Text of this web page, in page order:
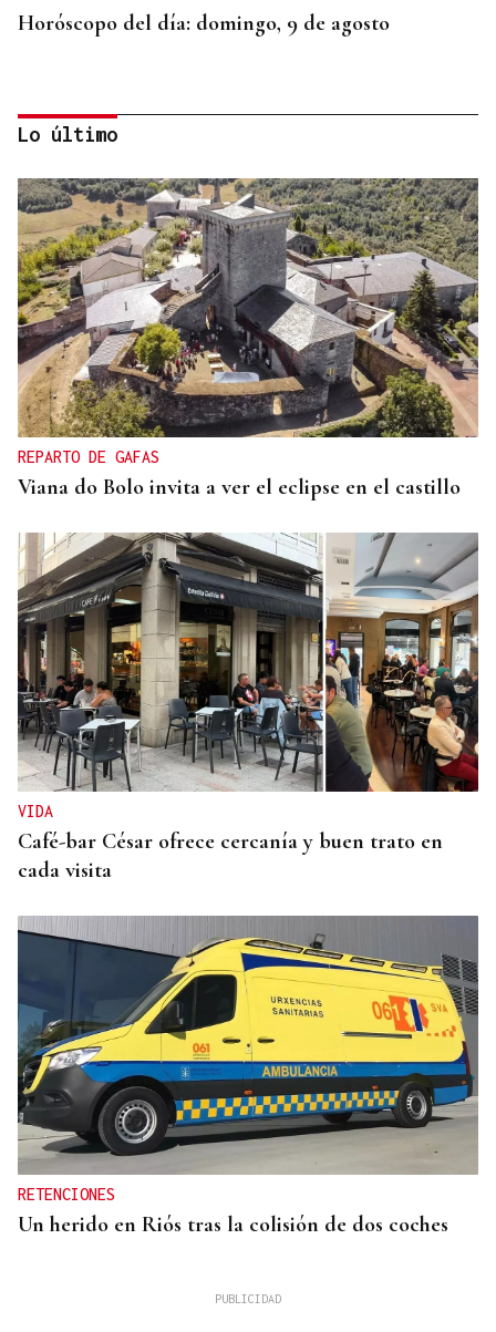
Horóscopo del día: domingo, 9 de agosto
INCLUSIÓN
Las personas con ceguera disfrutarán del eclipse
en espacios de sonificación
Lo último
REPARTO DE GAFAS
Viana do Bolo invita a ver el eclipse en el castillo
VIDA
Café-bar César ofrece cercanía y buen trato en
cada visita
RETENCIONES
Un herido en Riós tras la colisión de dos coches